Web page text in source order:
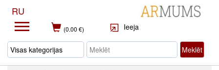
RU
(0.00 €) Ieeja
Meklēt